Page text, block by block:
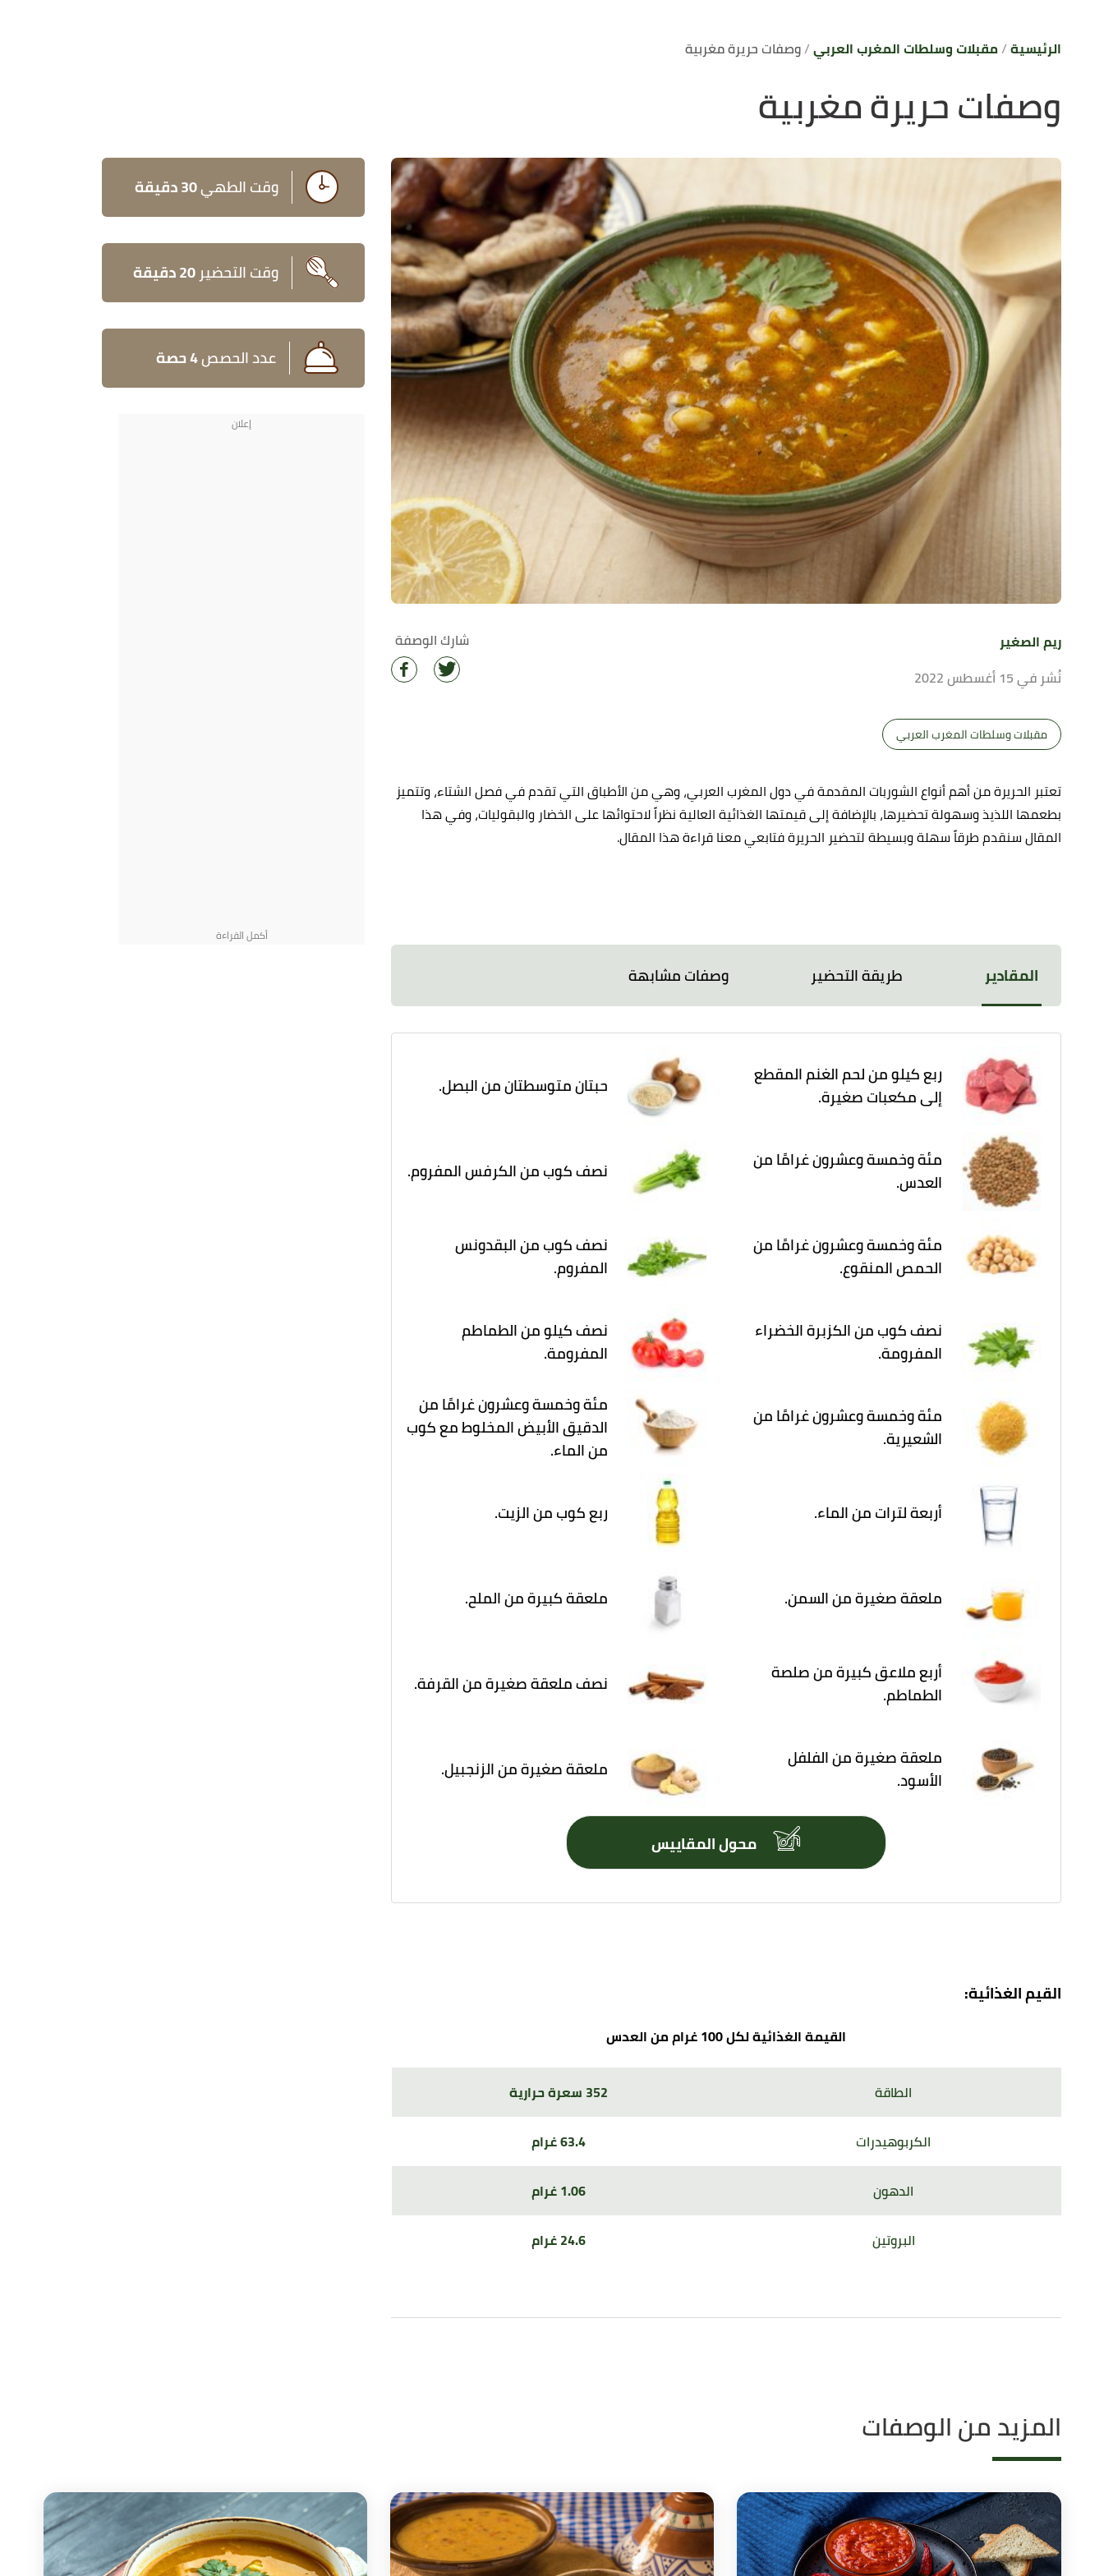
الرئيسية مقبلات وسلطات المغرب العربي وصفات حريرة مغربية
وصفات حريرة مغربية
شارك الوصفة
ريم الصغير
نُشر في 15 أغسطس 2022
مقبلات وسلطات المغرب العربي
تعتبر الحريرة من أهم أنواع الشوربات المقدمة في دول المغرب العربي، وهي من الأطباق التي تقدم في فصل الشتاء، وتتميز
بطعمها اللذيذ وسهولة تحضيرها، بالإضافة إلى قيمتها الغذائية العالية نظراً لاحتوائها على الخضار والبقوليات، وفي هذا
المقال سنقدم طرقاً سهلة وبسيطة لتحضير الحريرة فتابعي معنا قراءة هذا المقال.
وقت الطهي30 دقيقة
وقت التحضير20 دقيقة
عدد الحصص4 حصة
المقادير طريقة التحضير وصفات مشابهة
ربع كيلو من لحم الغنم المقطع
إلى مكعبات صغيرة.
حبتان متوسطتان من البصل.
مئة وخمسة وعشرون غرامًا من
العدس.
نصف كوب من الكرفس المفروم.
مئة وخمسة وعشرون غرامًا من
الحمص المنقوع.
نصف كوب من البقدونس
المفروم.
نصف كوب من الكزبرة الخضراء
المفرومة.
نصف كيلو من الطماطم
المفرومة.
مئة وخمسة وعشرون غرامًا من
الشعيرية.
مئة وخمسة وعشرون غرامًا من
الدقيق الأبيض المخلوط مع كوب
من الماء.
أربعة لترات من الماء. ربع كوب من الزيت.
ملعقة صغيرة من السمن. ملعقة كبيرة من الملح.
أربع ملاعق كبيرة من صلصة
الطماطم.
نصف ملعقة صغيرة من القرفة.
ملعقة صغيرة من الفلفل
الأسود.
ملعقة صغيرة من الزنجبيل.
محول المقاييس
القيم الغذائية:
القيمة الغذائية لكل 100 غرام من العدس
الطاقة
352 سعرة حرارية
الكربوهيدرات
63.4 غرام
الدهون
1.06 غرام
البروتين
24.6 غرام
المزيد من الوصفات